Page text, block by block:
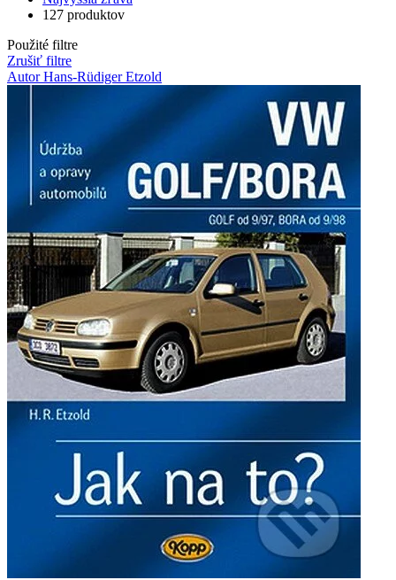
127 produktov
Použité filtre
Zrušiť filtre
Autor Hans-Rüdiger Etzold